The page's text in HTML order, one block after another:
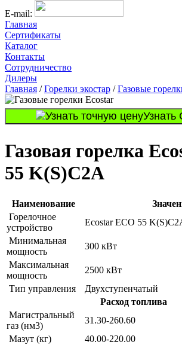
E-mail:
Главная
Сертификаты
Каталог
Контакты
Сотрудничество
Дилеры
Главная /Горелки экостар /Газовые
Узнать
Газовая горелка
55 K(S)C2A
Наименование
Горелочное
устройство
Ecostar ECO 55
Минимальная
мощность
300 кВт
Максимальная
мощность
2500 кВт
Тип управления
Двухступенчатый
Расход топлива
Магистральный
газ (нм3)
31.30-260.60
Мазут (кг)
40.00-220.00